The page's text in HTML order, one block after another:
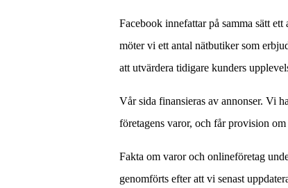
Facebook innefattar på samma sätt
möter vi ett antal nätbutiker som
att utvärdera tidigare kunders
Vår sida finansieras av annonser. Vi
företagens varor, och får provision
Fakta om varor och onlineföretag
genomförts efter att vi senast